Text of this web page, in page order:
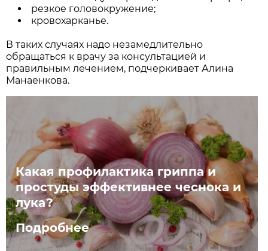
резкое головокружение;
кровохарканье.
В таких случаях надо незамедлительно
обращаться к врачу за консультацией и
правильным лечением, подчеркивает Алина
Манаенкова.
Какая профилактика гриппа и
простуды эффективнее чеснока и
лука?
Подробнее